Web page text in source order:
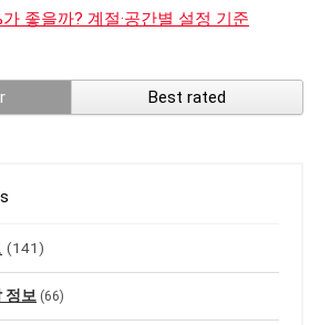
좋을까? 계절·공간별 설정 기준
Best rated
(141)
정보 (66)